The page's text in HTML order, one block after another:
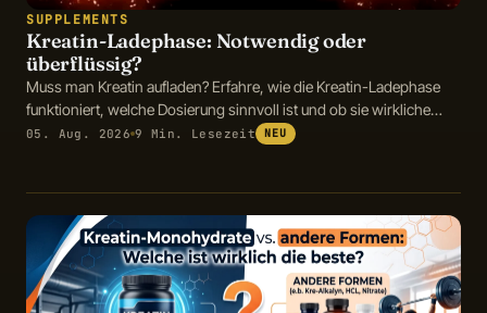
SUPPLEMENTS
Kreatin-Ladephase: Notwendig oder
überflüssig?
Muss man Kreatin aufladen? Erfahre, wie die Kreatin-Ladephase
funktioniert, welche Dosierung sinnvoll ist und ob sie wirkliche
Vorteile bietet.
05. Aug. 2026 9 Min. Lesezeit NEU